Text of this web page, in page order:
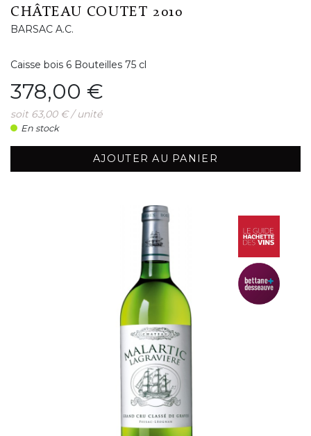
CHÂTEAU COUTET 2010
BARSAC A.C.
Caisse bois 6 Bouteilles 75 cl
Prix
378,00 €
soit 63,00 € / unité
En stock
AJOUTER AU PANIER